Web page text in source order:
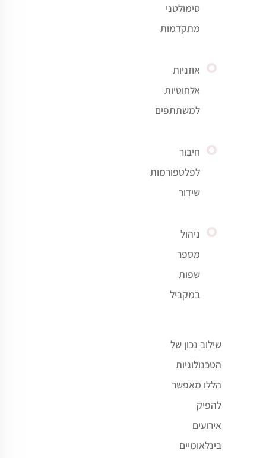
סימולטני
מתקדמות
אוזניות
אלחוטיות
למשתתפים
חיבור
לפלטפורמות
שידור
ניהול
מספר
שפות
במקביל
שילוב נכון של
הטכנולוגיות
הללו מאפשר
להפיק
אירועים
בינלאומיים